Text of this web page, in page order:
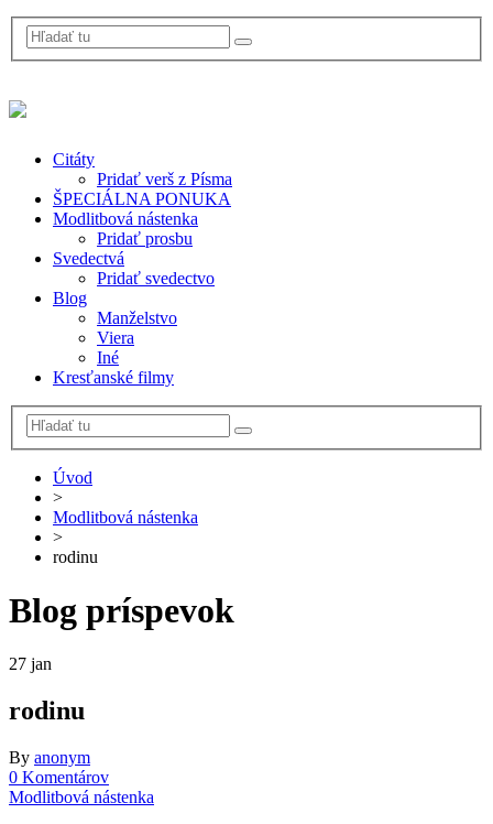
Citáty
Pridať verš z Písma
ŠPECIÁLNA PONUKA
Modlitbová nástenka
Pridať prosbu
Svedectvá
Pridať svedectvo
Blog
Manželstvo
Viera
Iné
Kresťanské filmy
Úvod
>
Modlitbová nástenka
>
rodinu
Blog príspevok
27 jan
rodinu
By anonym
0 Komentárov
Modlitbová nástenka